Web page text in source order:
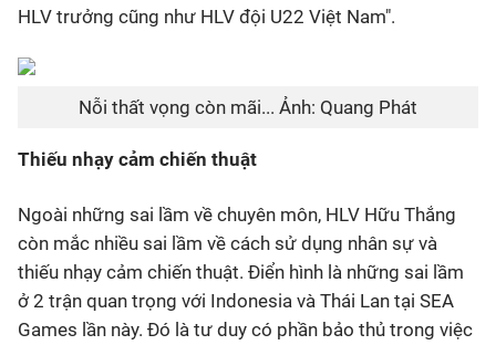
HLV trưởng cũng như HLV đội U22 Việt Nam".
Nỗi thất vọng còn mãi... Ảnh: Quang Phát
Thiếu nhạy cảm chiến thuật
Ngoài những sai lầm về chuyên môn, HLV Hữu Thắng
còn mắc nhiều sai lầm về cách sử dụng nhân sự và
thiếu nhạy cảm chiến thuật. Điển hình là những sai lầm
ở 2 trận quan trọng với Indonesia và Thái Lan tại SEA
Games lần này. Đó là tư duy có phần bảo thủ trong việc